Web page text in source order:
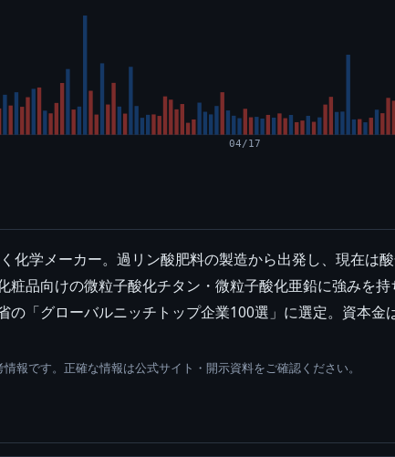
04/17
化学メーカー。過リン酸肥料の製造から出発し、現在は
粧品向けの微粒子酸化チタン・微粒子酸化亜鉛に強みを
の「グローバルニッチトップ企業100選」に選定。資本
報です。正確な情報は公式サイト・開示資料をご確認ください。